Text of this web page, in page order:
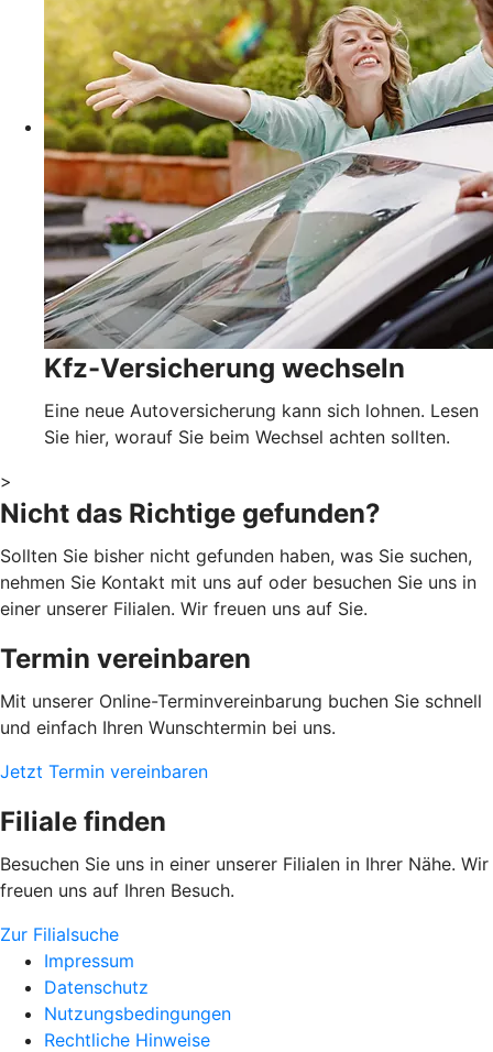
Kfz-Versicherung wechseln
Eine neue Autoversicherung kann sich lohnen. Lesen
Sie hier, worauf Sie beim Wechsel achten sollten.
>
Nicht das Richtige gefunden?
Sollten Sie bisher nicht gefunden haben, was Sie suchen,
nehmen Sie Kontakt mit uns auf oder besuchen Sie uns in
einer unserer Filialen. Wir freuen uns auf Sie.
Termin vereinbaren
Mit unserer Online-Terminvereinbarung buchen Sie schnell
und einfach Ihren Wunschtermin bei uns.
Jetzt Termin vereinbaren
Filiale finden
Besuchen Sie uns in einer unserer Filialen in Ihrer Nähe. Wir
freuen uns auf Ihren Besuch.
Zur Filialsuche
Impressum
Datenschutz
Nutzungsbedingungen
Rechtliche Hinweise